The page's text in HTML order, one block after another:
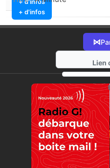
+ d'infos
⋈
Lien